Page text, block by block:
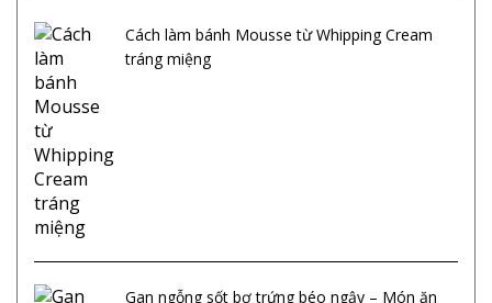
Cách làm bánh Mousse từ Whipping Cream
tráng miệng
Gan ngỗng sốt bơ trứng béo ngậy – Món ăn